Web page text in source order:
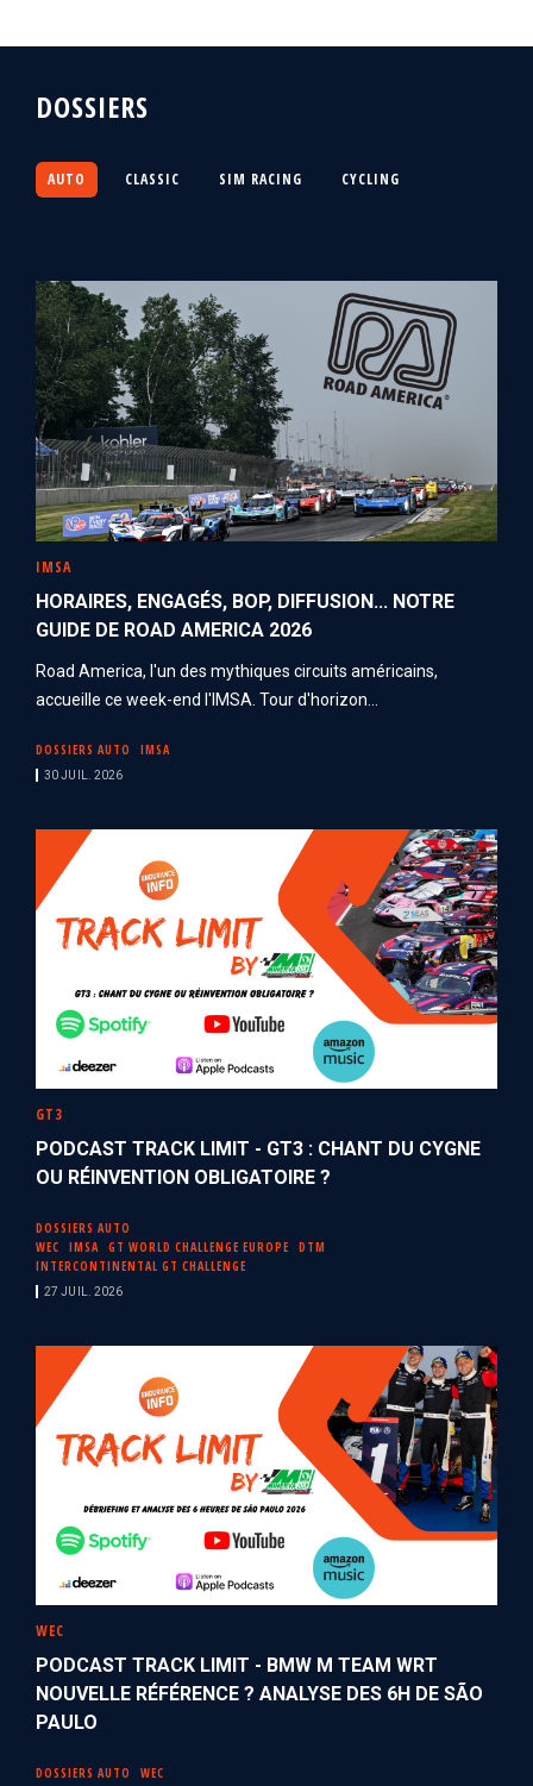
DOSSIERS
AUTO CLASSIC SIM RACING CYCLING
IMSA
HORAIRES, ENGAGÉS, BOP, DIFFUSION... NOTRE
GUIDE DE ROAD AMERICA 2026
Road America, l'un des mythiques circuits américains,
accueille ce week-end l'IMSA. Tour d'horizon...
DOSSIERS AUTO IMSA
30 JUIL. 2026
GT3
PODCAST TRACK LIMIT - GT3 : CHANT DU CYGNE
OU RÉINVENTION OBLIGATOIRE ?
DOSSIERS AUTO
WEC
IMSA GT WORLD CHALLENGE EUROPE
DTM
INTERCONTINENTAL GT CHALLENGE
27 JUIL. 2026
WEC
PODCAST TRACK LIMIT - BMW M TEAM WRT
NOUVELLE RÉFÉRENCE ? ANALYSE DES 6H DE SÃO
PAULO
DOSSIERS AUTO WEC